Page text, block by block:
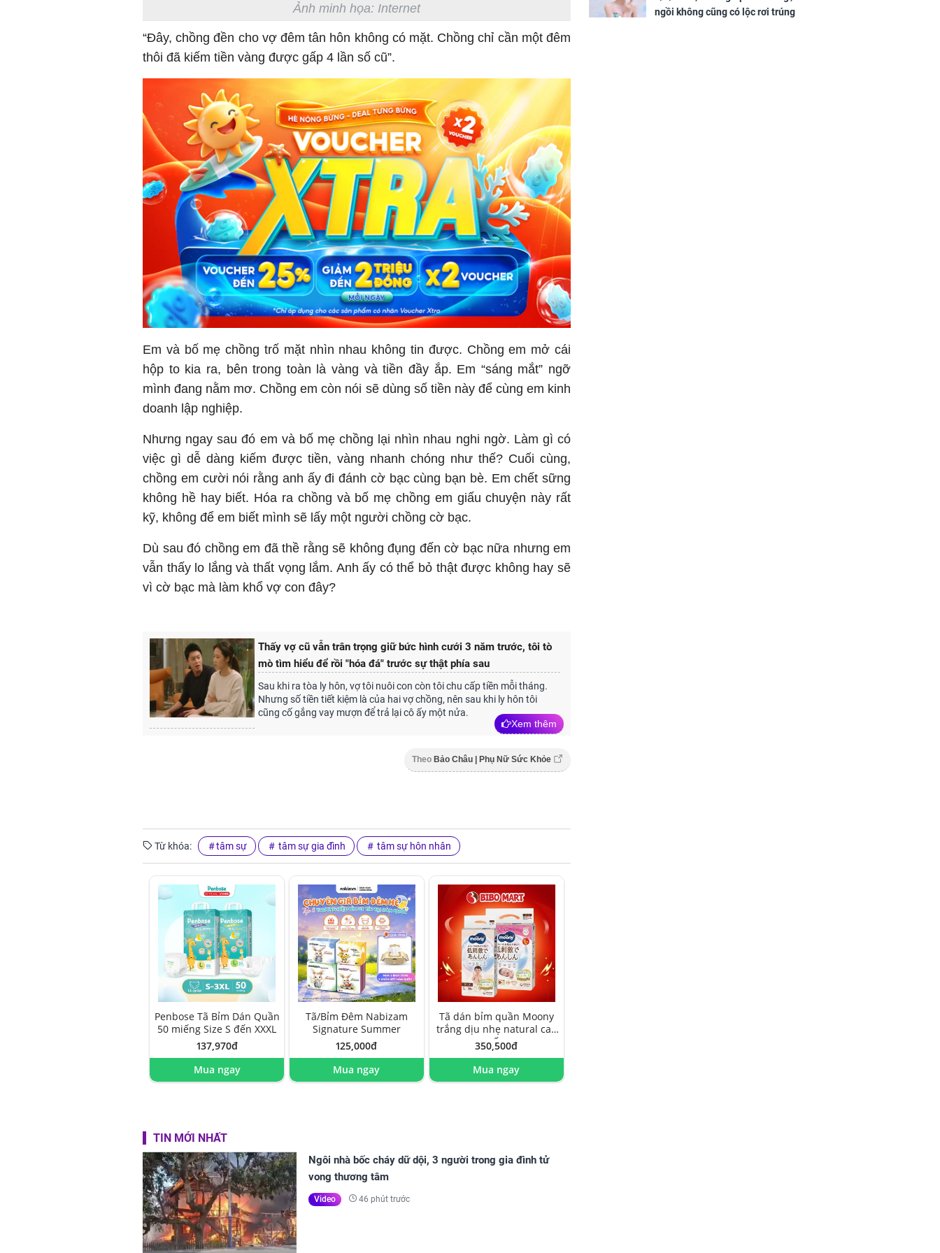
Ảnh minh họa: Internet
“Đây, chồng đền cho vợ đêm tân hôn không có mặt. Chồng chỉ cần một đêm
thôi đã kiếm tiền vàng được gấp 4 lần số cũ”.
Em và bố mẹ chồng trố mặt nhìn nhau không tin được. Chồng em mở cái
hộp to kia ra, bên trong toàn là vàng và tiền đầy ắp. Em “sáng mắt” ngỡ
mình đang nằm mơ. Chồng em còn nói sẽ dùng số tiền này để cùng em kinh
doanh lập nghiệp.
Nhưng ngay sau đó em và bố mẹ chồng lại nhìn nhau nghi ngờ. Làm gì có
việc gì dễ dàng kiếm được tiền, vàng nhanh chóng như thế? Cuối cùng,
chồng em cười nói rằng anh ấy đi đánh cờ bạc cùng bạn bè. Em chết sững
không hề hay biết. Hóa ra chồng và bố mẹ chồng em giấu chuyện này rất
kỹ, không để em biết mình sẽ lấy một người chồng cờ bạc.
Dù sau đó chồng em đã thề rằng sẽ không đụng đến cờ bạc nữa nhưng em
vẫn thấy lo lắng và thất vọng lắm. Anh ấy có thể bỏ thật được không hay sẽ
vì cờ bạc mà làm khổ vợ con đây?
Thấy vợ cũ vẫn trân trọng giữ bức hình cưới 3 năm trước, tôi tò
mò tìm hiểu để rồi "hóa đá" trước sự thật phía sau
Sau khi ra tòa ly hôn, vợ tôi nuôi con còn tôi chu cấp tiền mỗi tháng.
Nhưng số tiền tiết kiệm là của hai vợ chồng, nên sau khi ly hôn tôi
cũng cố gắng vay mượn để trả lại cô ấy một nửa.
Xem thêm
Theo Bảo Châu | Phụ Nữ Sức Khỏe
Từ khóa: tâm sự tâm sự gia đình tâm sự hôn nhân
Penbose Tã Bỉm Dán Quần
50 miếng Size S đến XXXL
137,970đ
Mua ngay
Tã/Bỉm Đêm Nabizam
Signature Summer
125,000đ
Mua ngay
Tã dán bỉm quần Moony
trắng dịu nhẹ natural cao
cấp
350,500đ
Mua ngay
TIN MỚI NHẤT
Ngôi nhà bốc cháy dữ dội, 3 người trong gia đình tử
vong thương tâm
Video 46 phút trước
ngồi không cũng có lộc rơi trúng